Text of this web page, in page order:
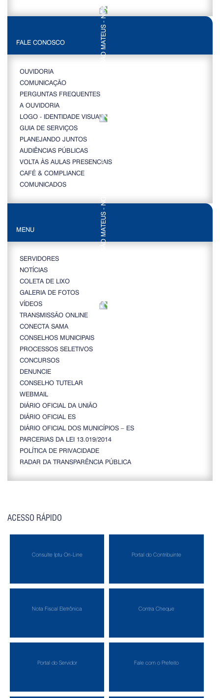
FALE CONOSCO
OUVIDORIA
COMUNICAÇÃO
PERGUNTAS FREQUENTES
A OUVIDORIA
LOGO - IDENTIDADE VISUAL
GUIA DE SERVIÇOS
PLANEJANDO JUNTOS
AUDIÊNCIAS PÚBLICAS
VOLTA ÀS AULAS PRESENCIAIS
CAFÉ & COMPLIANCE
COMUNICADOS
MENU
SERVIDORES
NOTÍCIAS
COLETA DE LIXO
GALERIA DE FOTOS
VÍDEOS
TRANSMISSÃO ONLINE
CONECTA SAMA
CONSELHOS MUNICIPAIS
PROCESSOS SELETIVOS
CONCURSOS
DENUNCIE
CONSELHO TUTELAR
WEBMAIL
DIÁRIO OFICIAL DA UNIÃO
DIÁRIO OFICIAL ES
DIÁRIO OFICIAL DOS MUNICÍPIOS – ES
PARCERIAS DA LEI 13.019/2014
POLÍTICA DE PRIVACIDADE
RADAR DA TRANSPARÊNCIA PÚBLICA
ACESSO RÁPIDO
Consulte Iptu On-Line Portal do Contribuinte
Nota Fiscal Eletrônica Contra Cheque
Portal do Servidor Fale com o Prefeito